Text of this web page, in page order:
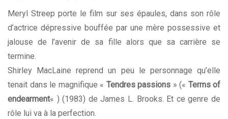
Meryl Streep porte le film sur ses épaules, dans son rôle
d’actrice dépressive bouffée par une mère possessive et
jalouse de l’avenir de sa fille alors que sa carrière se
termine.
Shirley MacLaine reprend un peu le personnage qu’elle
tenait dans le magnifique « Tendres passions » (« Terms of
endearment« ) (1983) de James L. Brooks. Et ce genre de
rôle lui va à la perfection.